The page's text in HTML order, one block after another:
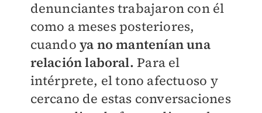
denunciantes trabajaron con él
como a meses posteriores,
cuando ya no mantenían una
relación laboral. Para el
intérprete, el tono afectuoso y
cercano de estas conversaciones